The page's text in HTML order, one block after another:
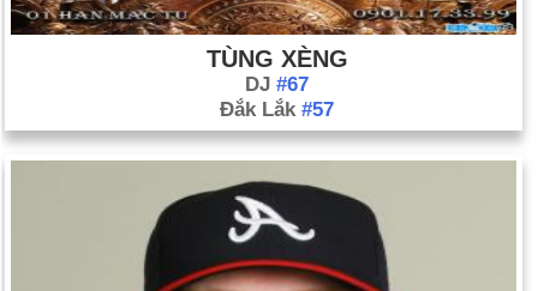
TÙNG XÈNG
DJ #67
Đắk Lắk #57